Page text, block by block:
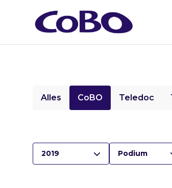
Alles CoBO Teledoc
2019 Podium